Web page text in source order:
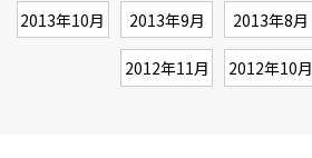
2013年10月 2013年9月 2013年8月
2012年11月 2012年10月